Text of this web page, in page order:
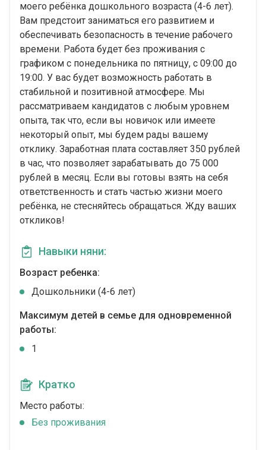
моего ребёнка дошкольного возраста (4-6 лет).
Вам предстоит заниматься его развитием и
обеспечивать безопасность в течение рабочего
времени. Работа будет без проживания с
графиком с понедельника по пятницу, с 09:00 до
19:00. У вас будет возможность работать в
стабильной и позитивной атмосфере. Мы
рассматриваем кандидатов с любым уровнем
опыта, так что, если вы новичок или имеете
некоторый опыт, мы будем рады вашему
отклику. Заработная плата составляет 350 рублей
в час, что позволяет зарабатывать до 75 000
рублей в месяц. Если вы готовы взять на себя
ответственность и стать частью жизни моего
ребёнка, не стесняйтесь обращаться. Жду ваших
откликов!
Навыки няни:
Возраст ребенка:
Дошкольники (4-6 лет)
Максимум детей в семье для одновременной
работы:
1
Кратко
Место работы:
Без проживания